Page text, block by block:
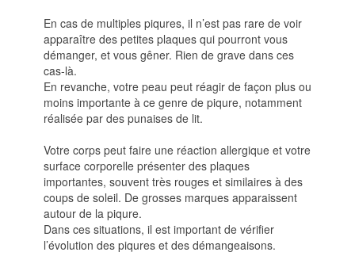
En cas de multiples piqures, il n’est pas rare de voir
apparaître des petites plaques qui pourront vous
démanger, et vous gêner. Rien de grave dans ces
cas-là.
En revanche, votre peau peut réagir de façon plus ou
moins importante à ce genre de piqure, notamment
réalisée par des punaises de lit.
Votre corps peut faire une réaction allergique et votre
surface corporelle présenter des plaques
importantes, souvent très rouges et similaires à des
coups de soleil. De grosses marques apparaissent
autour de la piqure.
Dans ces situations, il est important de vérifier
l’évolution des piqures et des démangeaisons.